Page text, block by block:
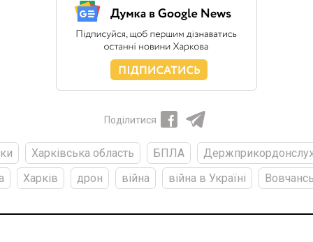
Поділитися
Харківська область БПЛА
Харків дрон війна війна в Україні